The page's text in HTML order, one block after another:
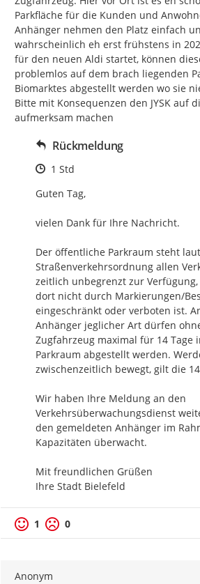
Parkfläche für die Kunden und
Anhänger nehmen den Platz einfach
wahrscheinlich eh erst frühstens in
für den neuen Aldi startet, können
problemlos auf dem brach liegenden
Biomarktes abgestellt werden wo sie
Bitte mit Konsequenzen den JYSK auf
aufmerksam machen
Rückmeldung
Zeitpunkt des Erstellens
1 Std
Guten Tag,
vielen Dank für Ihre Nachricht.
Der öffentliche Parkraum steht laut
Straßenverkehrsordnung allen
zeitlich unbegrenzt zur Verfügung,
dort nicht durch Markierungen/
eingeschränkt oder verboten ist.
Anhänger jeglicher Art dürfen
Zugfahrzeug maximal für 14 Tage
Parkraum abgestellt werden.
zwischenzeitlich bewegt, gilt die
Wir haben Ihre Meldung an den
Verkehrsüberwachungsdienst
den gemeldeten Anhänger im
Kapazitäten überwacht.
Mit freundlichen Grüßen
Ihre Stadt Bielefeld
1 0
Anonym